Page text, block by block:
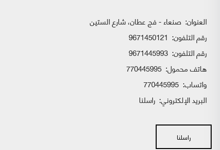
العنوان: صنعاء - فج عطان، شارع الستين
رقم التلفون: 9671450121
رقم التلفون: 9671445993
هاتف محمول: 770445995
واتساب:
البريد الإلكتروني: راسلنا
راسلنا